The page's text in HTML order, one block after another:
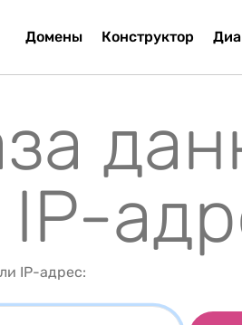
Домены Конструктор
IP-адрес: